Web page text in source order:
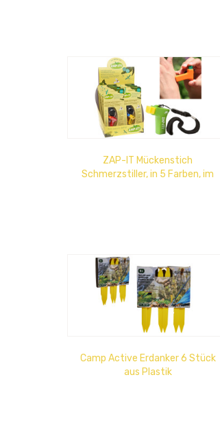
ZAP-IT Mückenstich
Schmerzstiller, in 5 Farben, im
Camp Active Erdanker 6 Stück
aus Plastik